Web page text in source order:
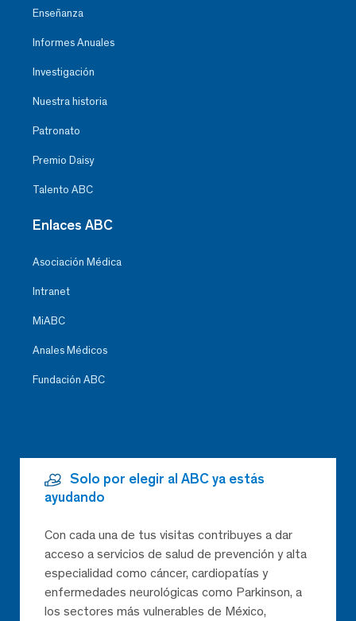
Enseñanza
Informes Anuales
Investigación
Nuestra historia
Patronato
Premio Daisy
Talento ABC
Enlaces ABC
Asociación Médica
Intranet
MiABC
Anales Médicos
Fundación ABC
Solo por elegir al ABC ya estás
ayudando
Con cada una de tus visitas contribuyes a dar
acceso a servicios de salud de prevención y alta
especialidad como cáncer, cardiopatías y
enfermedades neurológicas como Parkinson, a
los sectores más vulnerables de México,